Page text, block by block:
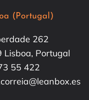
(Portugal)
262
Lisboa, Portugal
55 422